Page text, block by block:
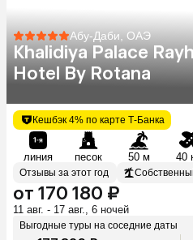
Абу-Даби, ОАЭ
Khalidiya Palace
Hotel By Rotana
Кешбэк 4% по карте Т-Банка
линия песок 50 м 40
Отзывы за этот год
от 170 180 ₽
11 авг. - 17 авг., 6 ночей
Выгодные туры на соседние даты